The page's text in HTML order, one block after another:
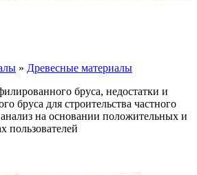
» Древесные материалы
бруса, недостатки и
бруса для строительства частного
на основании положительных и
пользователей